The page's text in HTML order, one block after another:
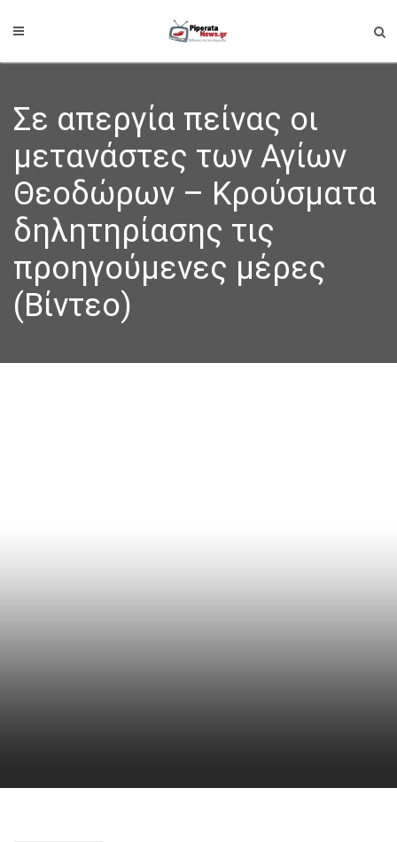
Σε απεργία πείνας οι
μετανάστες των Αγίων
Θεοδώρων – Κρούσματα
δηλητηρίασης τις
προηγούμενες μέρες
(Βίντεο)